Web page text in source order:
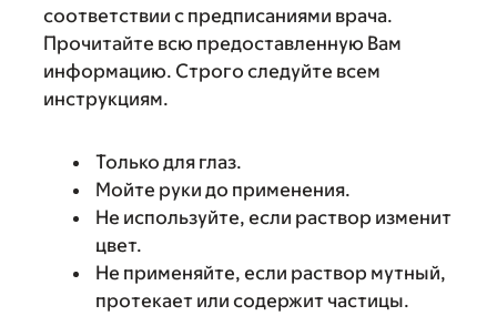
соответствии с предписаниями врача.
Прочитайте всю предоставленную Вам
информацию. Строго следуйте всем
инструкциям.
Только для глаз.
Мойте руки до применения.
Не используйте, если раствор изменит
цвет.
Не применяйте, если раствор мутный,
протекает или содержит частицы.